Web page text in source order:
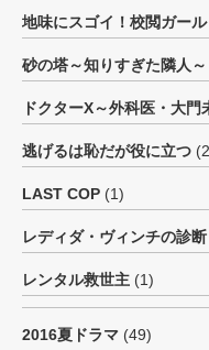
地味にスゴイ！校閲ガー
砂の塔～知りすぎた隣人～
ドクターX～外科医・大門
逃げるは恥だが役に立つ
LAST COP (1)
レディダ・ヴィンチの診断
レンタル救世主 (1)
2016夏ドラマ (49)